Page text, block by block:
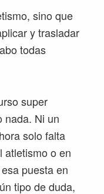
sino que
y trasladar
todas
super
nada. Ni un
solo falta
atletismo o en
puesta en
tipo de duda,